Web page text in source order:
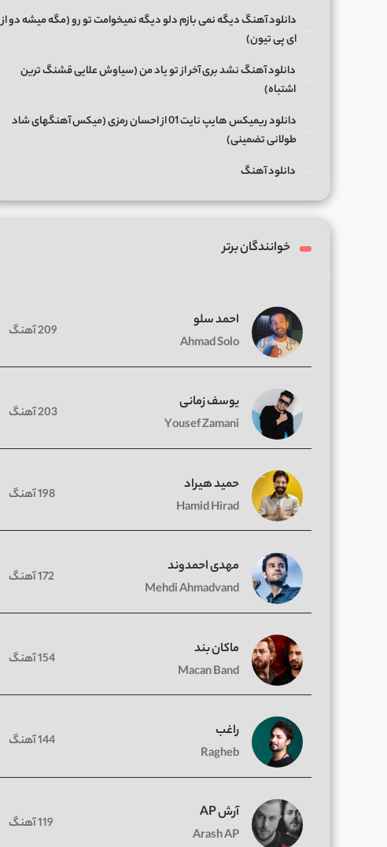
دانلود آهنگ دیگه نمی بازم دلو دیگه نمیخوامت تو رو (مگه میشه دو از
ای پی تیون)
دانلود آهنگ نشد بری آخر از تو یاد من (سیاوش علایی قشنگ ترین
اشتباه)
دانلود ریمیکس هایپ نایت 01 از احسان رمزی (میکس آهنگهای شاد
طولانی تضمینی)
دانلود آهنگ
خوانندگان برتر
احمد سلو
Ahmad Solo
209 آهنگ
یوسف زمانی
Yousef Zamani
203 آهنگ
حمید هیراد
Hamid Hirad
198 آهنگ
مهدی احمدوند
Mehdi Ahmadvand
172 آهنگ
ماکان بند
Macan Band
154 آهنگ
راغب
Ragheb
144 آهنگ
آرش AP
Arash AP
119 آهنگ